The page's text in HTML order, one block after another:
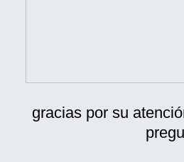
gracias por su